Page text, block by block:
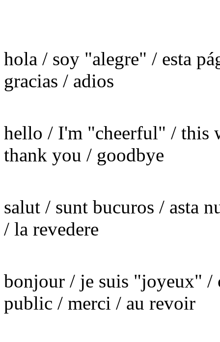
hola / soy "alegre" / esta
gracias / adios
hello / I'm "cheerful" / this
thank you / goodbye
salut / sunt bucuros / asta
/ la revedere
bonjour / je suis "joyeux" /
public / merci / au revoir